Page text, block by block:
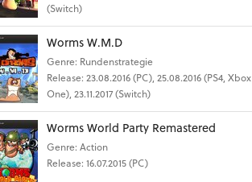
(Switch)
Worms W.M.D
Genre: Rundenstrategie
Release: 23.08.2016 (PC), 25.08.2016 (PS4, Xbox
One), 23.11.2017 (Switch)
Worms World Party Remastered
Genre: Action
Release: 16.07.2015 (PC)